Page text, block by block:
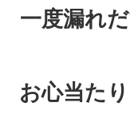
一度漏れ
お心当た